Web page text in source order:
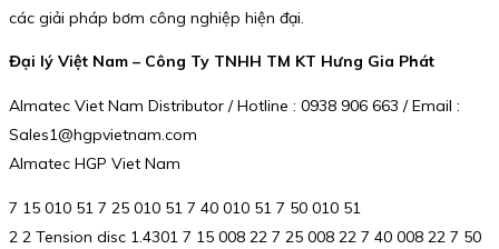
các giải pháp bơm công nghiệp hiện đại.
Đại lý Việt Nam – Công Ty TNHH TM KT Hưng Gia Phát
Almatec Viet Nam Distributor / Hotline : 0938 906 663 / Email :
Sales1@hgpvietnam.com
Almatec HGP Viet Nam
7 15 010 51 7 25 010 51 7 40 010 51 7 50 010 51
2 2 Tension disc 1.4301 7 15 008 22 7 25 008 22 7 40 008 22 7 50